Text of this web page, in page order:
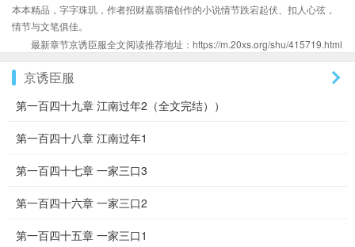
本本精品，字字珠玑，作者招财嘉翡猫创作的小说情节跌宕起伏、扣人心弦，
情节与文笔俱佳。
最新章节京诱臣服全文阅读推荐地址：https://m.20xs.org/shu/415719.html
京诱臣服
第一百四十九章 江南过年2（全文完结））
第一百四十八章 江南过年1
第一百四十七章 一家三口3
第一百四十六章 一家三口2
第一百四十五章 一家三口1